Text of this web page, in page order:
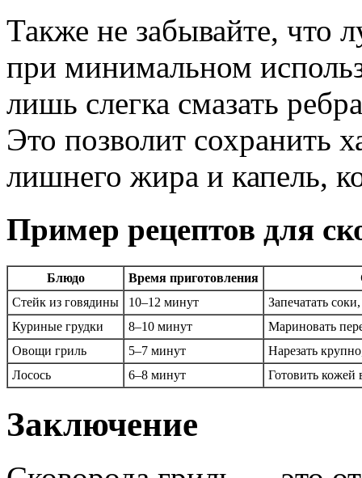
Также не забывайте, что
при минимальном
лишь слегка смазать
Это позволит сохранить
лишнего жира и капель,
Пример рецептов для
Блюдо Время приготовления
Стейк из говядины
10–12 минут
Запечатать
Куриные грудки
8–10 минут
Мариновать
Овощи гриль
5–7 минут
Нарезать
Лосось
6–8 минут Готовить кожей
Заключение